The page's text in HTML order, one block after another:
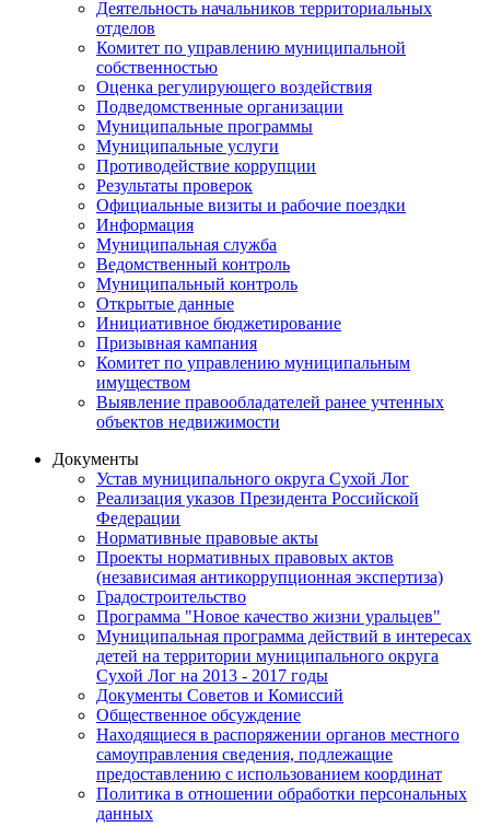
Деятельность начальников территориальных
отделов
Комитет по управлению муниципальной
собственностью
Оценка регулирующего воздействия
Подведомственные организации
Муниципальные программы
Муниципальные услуги
Противодействие коррупции
Результаты проверок
Официальные визиты и рабочие поездки
Информация
Муниципальная служба
Ведомственный контроль
Муниципальный контроль
Открытые данные
Инициативное бюджетирование
Призывная кампания
Комитет по управлению муниципальным
имуществом
Выявление правообладателей ранее учтенных
объектов недвижимости
Документы
Устав муниципального округа Сухой Лог
Реализация указов Президента Российской
Федерации
Нормативные правовые акты
Проекты нормативных правовых актов
(независимая антикоррупционная экспертиза)
Градостроительство
Программа "Новое качество жизни уральцев"
Муниципальная программа действий в интересах
детей на территории муниципального округа
Сухой Лог на 2013 - 2017 годы
Документы Советов и Комиссий
Общественное обсуждение
Находящиеся в распоряжении органов местного
самоуправления сведения, подлежащие
предоставлению с использованием координат
Политика в отношении обработки персональных
данных